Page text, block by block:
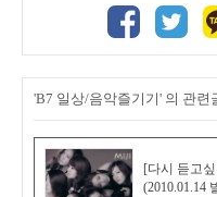
'B7 일상/음악즐기기' 의 관련
[다시 듣고
(2010.01.14